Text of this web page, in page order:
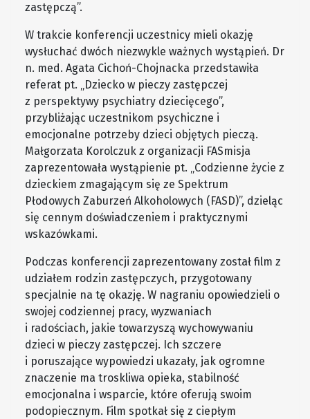
zastępczą”.
W trakcie konferencji uczestnicy mieli okazję
wysłuchać dwóch niezwykle ważnych wystąpień. Dr
n. med. Agata Cichoń-Chojnacka przedstawiła
referat pt. „Dziecko w pieczy zastępczej
z perspektywy psychiatry dziecięcego”,
przybliżając uczestnikom psychiczne i
emocjonalne potrzeby dzieci objętych pieczą.
Małgorzata Korolczuk z organizacji FASmisja
zaprezentowała wystąpienie pt. „Codzienne życie z
dzieckiem zmagającym się ze Spektrum
Płodowych Zaburzeń Alkoholowych (FASD)”, dzieląc
się cennym doświadczeniem i praktycznymi
wskazówkami.
Podczas konferencji zaprezentowany został film z
udziałem rodzin zastępczych, przygotowany
specjalnie na tę okazję. W nagraniu opowiedzieli o
swojej codziennej pracy, wyzwaniach
i radościach, jakie towarzyszą wychowywaniu
dzieci w pieczy zastępczej. Ich szczere
i poruszające wypowiedzi ukazały, jak ogromne
znaczenie ma troskliwa opieka, stabilność
emocjonalna i wsparcie, które oferują swoim
podopiecznym. Film spotkał się z ciepłym